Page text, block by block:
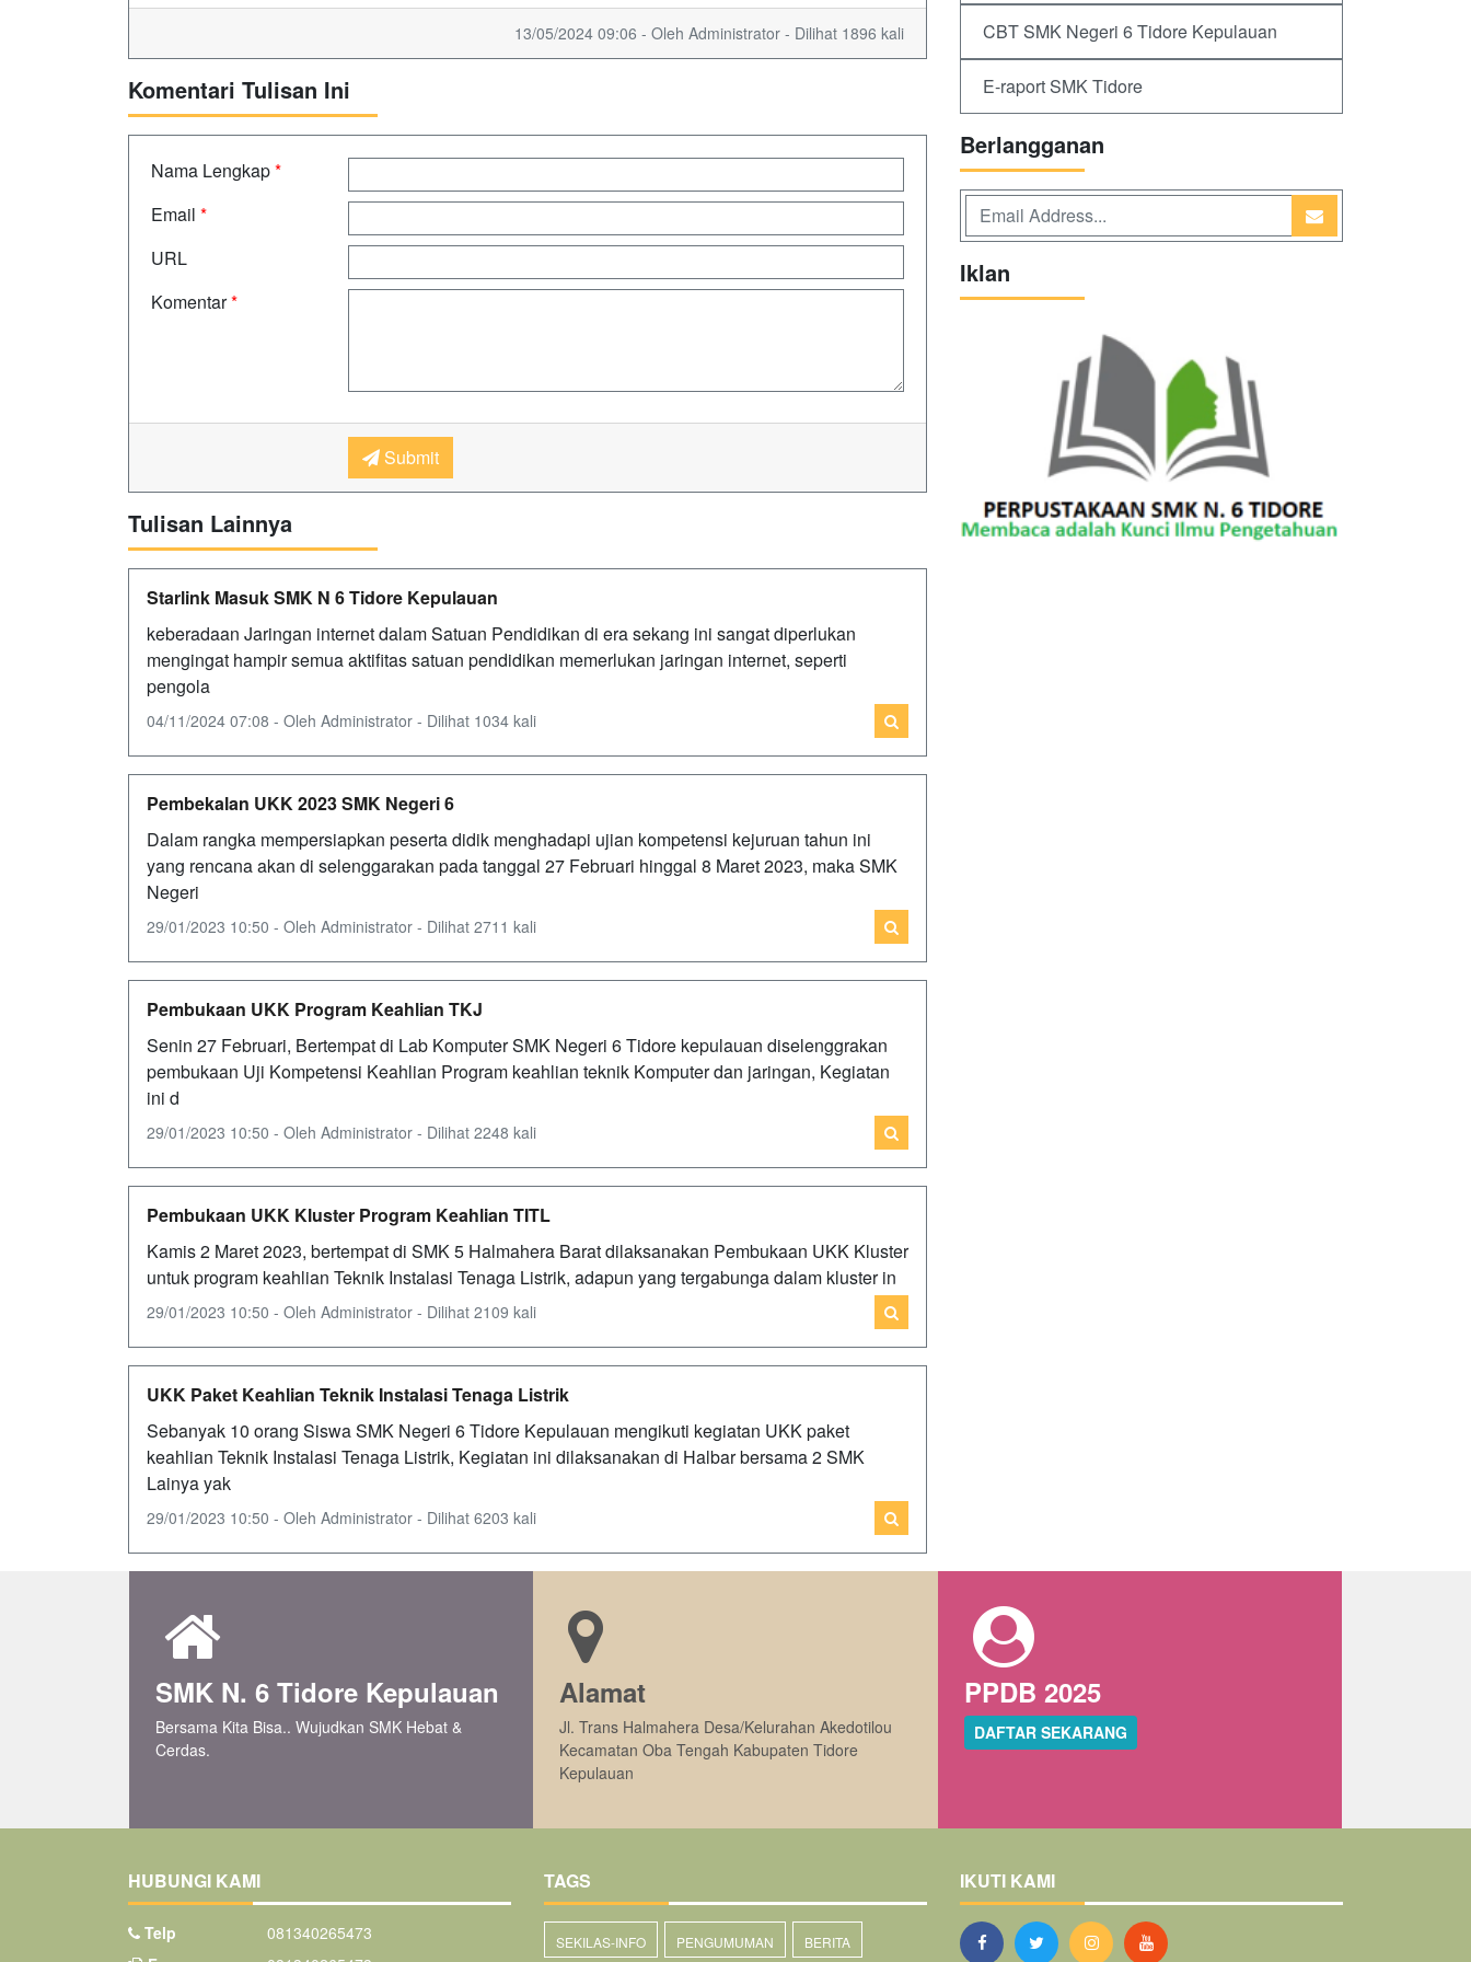
13/05/2024 09:06 - Oleh Administrator - Dilihat 1896 kali
Komentari Tulisan Ini
Nama Lengkap*
Email *
URL
Komentar*
Submit
Tulisan Lainnya
Starlink Masuk SMK N 6 Tidore Kepulauan
keberadaan Jaringan internet dalam Satuan Pendidikan di era sekang ini sangat diperlukan
mengingat hampir semua aktifitas satuan pendidikan memerlukan jaringan internet, seperti
pengola
04/11/2024 07:08 - Oleh Administrator - Dilihat 1034 kali
Pembekalan UKK 2023 SMK Negeri 6
Dalam rangka mempersiapkan peserta didik menghadapi ujian kompetensi kejuruan tahun ini
yang rencana akan di selenggarakan pada tanggal 27 Februari hinggal 8 Maret 2023, maka SMK
Negeri
29/01/2023 10:50 - Oleh Administrator - Dilihat 2711 kali
Pembukaan UKK Program Keahlian TKJ
Senin 27 Februari, Bertempat di Lab Komputer SMK Negeri 6 Tidore kepulauan diselenggrakan
pembukaan Uji Kompetensi Keahlian Program keahlian teknik Komputer dan jaringan, Kegiatan
ini d
29/01/2023 10:50 - Oleh Administrator - Dilihat 2248 kali
Pembukaan UKK Kluster Program Keahlian TITL
Kamis 2 Maret 2023, bertempat di SMK 5 Halmahera Barat dilaksanakan Pembukaan UKK Kluster
untuk program keahlian Teknik Instalasi Tenaga Listrik, adapun yang tergabunga dalam kluster in
29/01/2023 10:50 - Oleh Administrator - Dilihat 2109 kali
UKK Paket Keahlian Teknik Instalasi Tenaga Listrik
Sebanyak 10 orang Siswa SMK Negeri 6 Tidore Kepulauan mengikuti kegiatan UKK paket
keahlian Teknik Instalasi Tenaga Listrik, Kegiatan ini dilaksanakan di Halbar bersama 2 SMK
Lainya yak
29/01/2023 10:50 - Oleh Administrator - Dilihat 6203 kali
CBT SMK Negeri 6 Tidore Kepulauan
E-raport SMK Tidore
Berlangganan
Iklan
SMK N. 6 Tidore Kepulauan
Bersama Kita Bisa.. Wujudkan SMK Hebat &
Cerdas.
Alamat
Jl. Trans Halmahera Desa/Kelurahan Akedotilou
Kecamatan Oba Tengah Kabupaten Tidore
Kepulauan
PPDB 2025
DAFTAR SEKARANG
HUBUNGI KAMI
Telp
081340265473
TAGS
SEKILAS-INFO PENGUMUMAN BERITA
IKUTI KAMI